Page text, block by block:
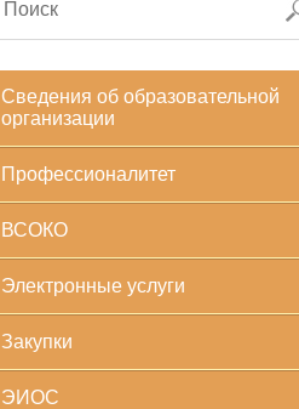
Сведения об образовательной
организации
Профессионалитет
ВСОКО
Электронные услуги
Закупки
ЭИОС